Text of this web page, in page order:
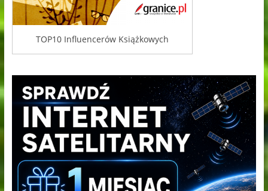
TOP10 Influencerów Książkowych